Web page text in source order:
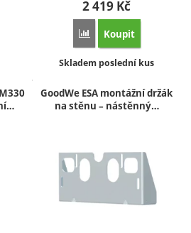
EzLink3000 Dongle – Komunikační
2 419 Kč
Přidat 'CT device 5m s
Koupit
Dostupnost:
Skladem poslední kus
GoodWe ESA montážní držák
na stěnu – nástěnný…